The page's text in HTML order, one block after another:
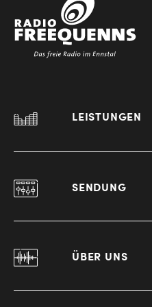
LEISTUNGEN
SENDUNG
ÜBER UNS